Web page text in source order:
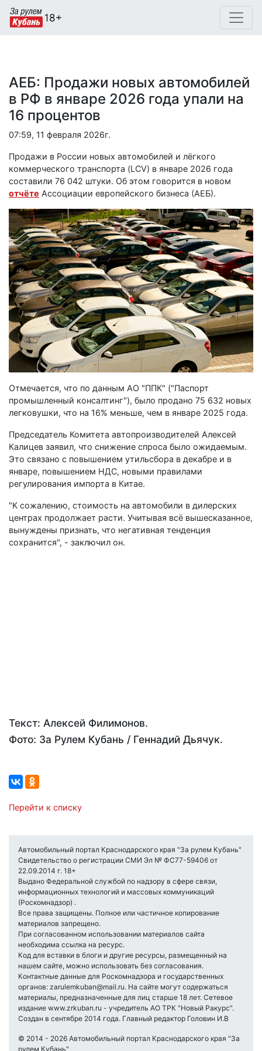
АЕБ: Продажи новых автомобилей
в РФ в январе 2026 года упали на
16 процентов
07:59, 11 февраля 2026г.
Продажи в России новых автомобилей и лёгкого
коммерческого транспорта (LCV) в январе 2026 года
составили 76 042 штуки. Об этом говорится в новом
отчёте Ассоциации европейского бизнеса (АЕБ).
Отмечается, что по данным АО "ППК" ("Паспорт
промышленный консалтинг"), было продано 75 632 новых
легковушки, что на 16% меньше, чем в январе 2025 года.
Председатель Комитета автопроизводителей Алексей
Калицев заявил, что снижение спроса было ожидаемым.
Это связано с повышением утильсбора в декабре и в
январе, повышением НДС, новыми правилами
регулирования импорта в Китае.
"К сожалению, стоимость на автомобили в дилерских
центрах продолжает расти. Учитывая всё вышесказанное,
вынуждены признать, что негативная тенденция
сохранится", - заключил он.
Текст: Алексей Филимонов.
Фото: За Рулем Кубань / Геннадий Дьячук.
Перейти к списку
Автомобильный портал Краснодарского края "За рулем Кубань"
Свидетельство о регистрации СМИ Эл № ФС77-59406 от
22.09.2014 г. 18+
Выдано Федеральной службой по надзору в сфере связи,
информационных технологий и массовых коммуникаций
(Роскомнадзор) .
Все права защищены. Полное или частичное копирование
материалов запрещено.
При согласованном использовании материалов сайта
необходима ссылка на ресурс.
Код для вставки в блоги и другие ресурсы, размещенный на
нашем сайте, можно использовать без согласования.
Контактные данные для Роскомнадзора и государственных
органов: zarulemkuban@mail.ru. На сайте могут содержаться
материалы, предназначенные для лиц старше 18 лет. Сетевое
издание www.zrkuban.ru - учредитель АО ТРК "Новый Ракурс".
Создан в сентябре 2014 года. Главный редактор Головин И.В
© 2014 - 2026 Автомобильный портал Краснодарского края "За
рулем Кубань"